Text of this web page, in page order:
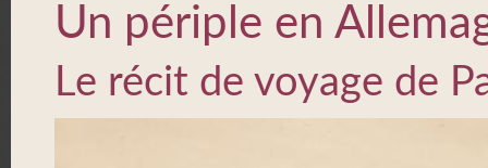
Un périple en
Le récit de voyage de